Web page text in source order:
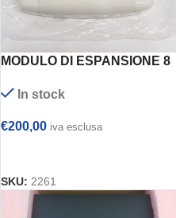
MODULO DI ESPANSIONE 8
ALLARME ANTIFURTO
ALM 8 PL
In stock
€200,00 iva esclusa
SKU: 2261